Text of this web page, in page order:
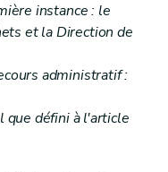
instance : le
et la Direction de
administratif :
que défini à l'article